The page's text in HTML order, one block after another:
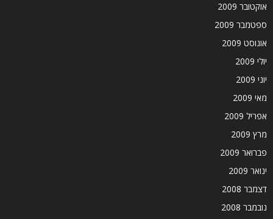
אוקטובר 2009
ספטמבר 2009
אוגוסט 2009
יולי 2009
יוני 2009
מאי 2009
אפריל 2009
מרץ 2009
פברואר 2009
ינואר 2009
דצמבר 2008
נובמבר 2008